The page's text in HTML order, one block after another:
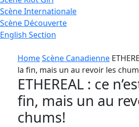
ScèneInternationale
Scène Découverte
English Section
HomeScène Canadienne
la fin, mais un au revoir les
ETHEREAL : ce
fin, mais un au
chums!